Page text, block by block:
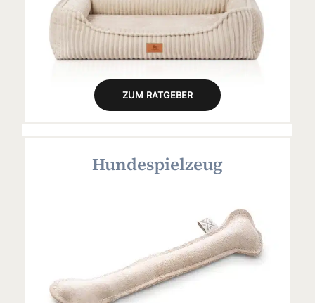
ZUM RATGEBER
Hundespielzeug